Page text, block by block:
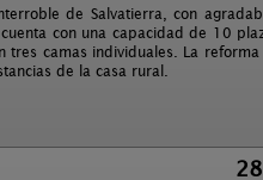
de Salvatierra, con
con una capacidad de 10
tres camas individuales. La reforma
de la casa rural.